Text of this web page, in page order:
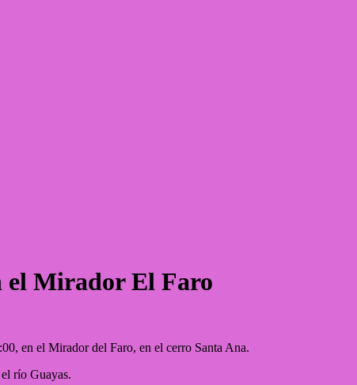
el Mirador El Faro
en el Mirador del Faro, en el cerro Santa Ana.
río Guayas.